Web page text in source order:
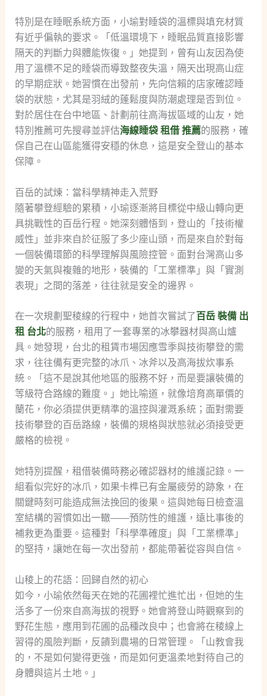
特別是在睡眠系統方面，小瑜對睡袋的溫標與填充材質
有近乎偏執的要求。「低溫環境下，睡眠品質直接影響
隔天的判斷力與體能恢復。」她提到，曾有山友因為使
用了溫標不足的睡袋而導致整夜失溫，隔天出現高山症
的早期症狀。她習慣在出發前，先向信賴的店家確認睡
袋的狀態，尤其是羽絨的蓬鬆度與防潮處理是否到位。
對於居住在台中地區、計劃前往高海拔區域的山友，她
特別推薦可先搜尋並評估海線睡袋 租借 推薦的服務，確
保自己在山區能獲得安穩的休息，這是安全登山的基本
保障。
百岳的試煉：當科學精神走入荒野
隨著攀登經驗的累積，小瑜逐漸將目標從中級山轉向更
具挑戰性的百岳行程。她深刻體悟到，登山的「技術權
威性」並非來自於征服了多少座山頭，而是來自於對每
一個裝備環節的科學理解與風險控管。面對台灣高山多
變的天氣與複雜的地形，裝備的「工業標準」與「實測
表現」之間的落差，往往就是安全的邊界。
在一次規劃聖稜線的行程中，她首次嘗試了百岳 裝備 出
租 台北的服務，租用了一套專業的冰攀器材與高山爐
具。她發現，台北的租賃市場因應雪季與技術攀登的需
求，往往備有更完整的冰爪、冰斧以及高海拔炊事系
統。「這不是說其他地區的服務不好，而是要讓裝備的
等級符合路線的難度。」她比喻道，就像培育高單價的
蘭花，你必須提供更精準的溫控與灌溉系統；面對需要
技術攀登的百岳路線，裝備的規格與狀態就必須接受更
嚴格的檢視。
她特別提醒，租借裝備時務必確認器材的維護記錄。一
組看似完好的冰爪，如果卡榫已有金屬疲勞的跡象，在
關鍵時刻可能造成無法挽回的後果。這與她每日檢查溫
室結構的習慣如出一轍——預防性的維護，遠比事後的
補救更為重要。這種對「科學準確度」與「工業標準」
的堅持，讓她在每一次出發前，都能帶著從容與自信。
山稜上的花語：回歸自然的初心
如今，小瑜依然每天在她的花圃裡忙進忙出，但她的生
活多了一份來自高海拔的視野。她會將登山時觀察到的
野花生態，應用到花圃的品種改良中；也會將在稜線上
習得的風險判斷，反饋到農場的日常管理。「山教會我
的，不是如何變得更強，而是如何更溫柔地對待自己的
身體與這片土地。」